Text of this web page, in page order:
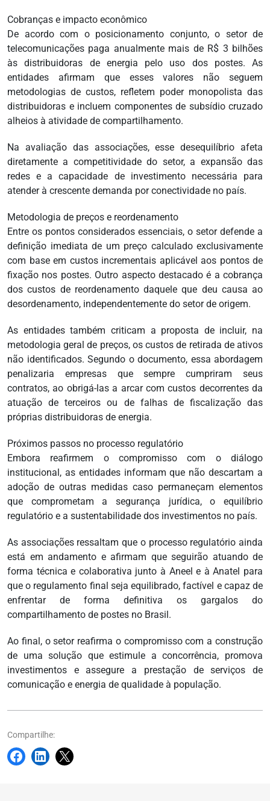
Cobranças e impacto econômico
De acordo com o posicionamento conjunto, o setor de
telecomunicações paga anualmente mais de R$ 3 bilhões
às distribuidoras de energia pelo uso dos postes. As
entidades afirmam que esses valores não seguem
metodologias de custos, refletem poder monopolista das
distribuidoras e incluem componentes de subsídio cruzado
alheios à atividade de compartilhamento.
Na avaliação das associações, esse desequilíbrio afeta
diretamente a competitividade do setor, a expansão das
redes e a capacidade de investimento necessária para
atender à crescente demanda por conectividade no país.
Metodologia de preços e reordenamento
Entre os pontos considerados essenciais, o setor defende a
definição imediata de um preço calculado exclusivamente
com base em custos incrementais aplicável aos pontos de
fixação nos postes. Outro aspecto destacado é a cobrança
dos custos de reordenamento daquele que deu causa ao
desordenamento, independentemente do setor de origem.
As entidades também criticam a proposta de incluir, na
metodologia geral de preços, os custos de retirada de ativos
não identificados. Segundo o documento, essa abordagem
penalizaria empresas que sempre cumpriram seus
contratos, ao obrigá-las a arcar com custos decorrentes da
atuação de terceiros ou de falhas de fiscalização das
próprias distribuidoras de energia.
Próximos passos no processo regulatório
Embora reafirmem o compromisso com o diálogo
institucional, as entidades informam que não descartam a
adoção de outras medidas caso permaneçam elementos
que comprometam a segurança jurídica, o equilíbrio
regulatório e a sustentabilidade dos investimentos no país.
As associações ressaltam que o processo regulatório ainda
está em andamento e afirmam que seguirão atuando de
forma técnica e colaborativa junto à Aneel e à Anatel para
que o regulamento final seja equilibrado, factível e capaz de
enfrentar de forma definitiva os gargalos do
compartilhamento de postes no Brasil.
Ao final, o setor reafirma o compromisso com a construção
de uma solução que estimule a concorrência, promova
investimentos e assegure a prestação de serviços de
comunicação e energia de qualidade à população.
Compartilhe: